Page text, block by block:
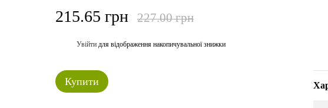
215.65 грн 227.00 грн
Увійти для відображення накопичувальної знижки
Купити